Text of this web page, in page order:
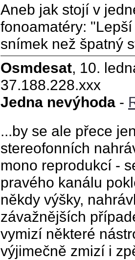
Aneb jak stojí v
fonoamatéry:
snímek než špatný
Osmdesat, 10.
37.188.228.xxx
Jedna nevýhoda -
...by se ale přece
stereofonních
mono reprodukcí -
pravého kanálu
někdy výšky,
závažnějších
vymizí některé
výjimečně zmizí i